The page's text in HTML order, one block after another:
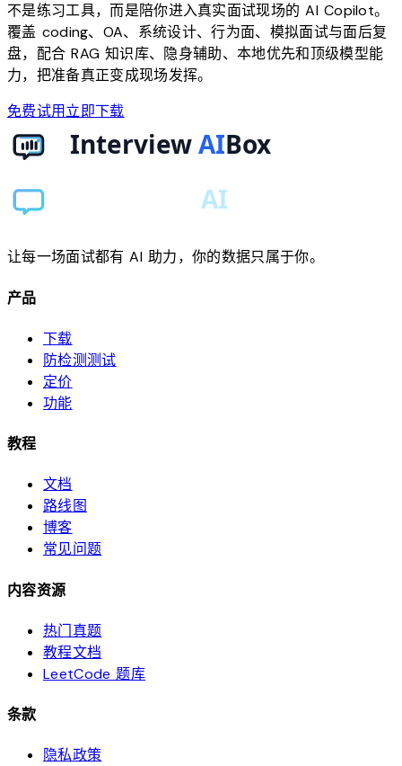
不是练习工具，而是陪你进入真实面试现场的 AI Copilot。
覆盖 coding、OA、系统设计、行为面、模拟面试与面后复
盘，配合 RAG 知识库、隐身辅助、本地优先和顶级模型能
力，把准备真正变成现场发挥。
免费试用立即下载
让每一场面试都有 AI 助力，你的数据只属于你。
产品
下载
防检测测试
定价
功能
教程
文档
路线图
博客
常见问题
内容资源
热门真题
教程文档
LeetCode 题库
条款
隐私政策